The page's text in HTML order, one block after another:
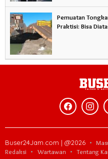
Pemuatan
Praktisi: Bisa
Buser24Jam.com | @2026
Redaksi
Wartawan Tentang